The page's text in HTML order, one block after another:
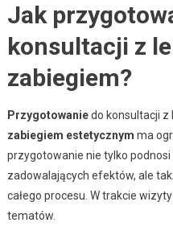
Jak
konsultacji z
zabiegiem?
Przygotowaniedo konsultacji z
zabiegiem estetycznym ma
przygotowanie nie tylko
zadowalających efektów, ale
całego procesu. W trakcie
tematów.